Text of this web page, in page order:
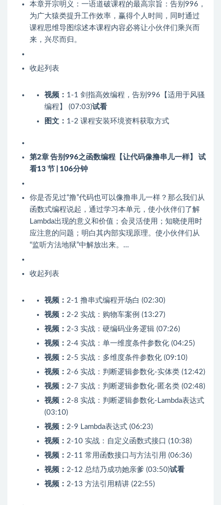
本章开宗明义：一语道破课程的最高宗旨：告别996，
为广大猿类提升工作效率，赢得个人时间，同时通过
课程思维导图综述本课程内容必将让小伙伴们乘兴而
来，兴尽而归。
收起列表
视频： 1-1 剑指高效编程，告别996【适用于风骚
编程】 (07:03)试看
图文： 1-2 课程安装环境资料获取方式
第2章 告别996之函数编程【让代码像撸串儿一样】 试
看13 节 | 106分钟
你是否见过“撸”代码也可以像撸串儿一样？那么我们从
函数式编程说起，通过学习本单元，使小伙伴们了解
Lambda出现的意义和价值；会灵活使用；知晓使用时
应注意的问题；明白其内部实现原理。使小伙伴们从
“监听方法地狱”中解放出来。…
收起列表
视频： 2-1 撸串式编程开场白 (02:30)
视频： 2-2 实战：购物车案例 (13:27)
视频： 2-3 实战：硬编码业务逻辑 (07:26)
视频： 2-4 实战：单一维度条件参数化 (04:25)
视频： 2-5 实战：多维度条件参数化 (09:10)
视频： 2-6 实战：判断逻辑参数化-实体类 (12:42)
视频： 2-7 实战：判断逻辑参数化-匿名类 (02:48)
视频： 2-8 实战：判断逻辑参数化-Lambda表达式
(03:10)
视频： 2-9 Lambda表达式 (06:23)
视频： 2-10 实战：自定义函数式接口 (10:38)
视频： 2-11 常用函数接口与方法引用 (06:36)
视频： 2-12 总结乃成功她亲爹 (03:50)试看
视频： 2-13 方法引用精讲 (22:55)